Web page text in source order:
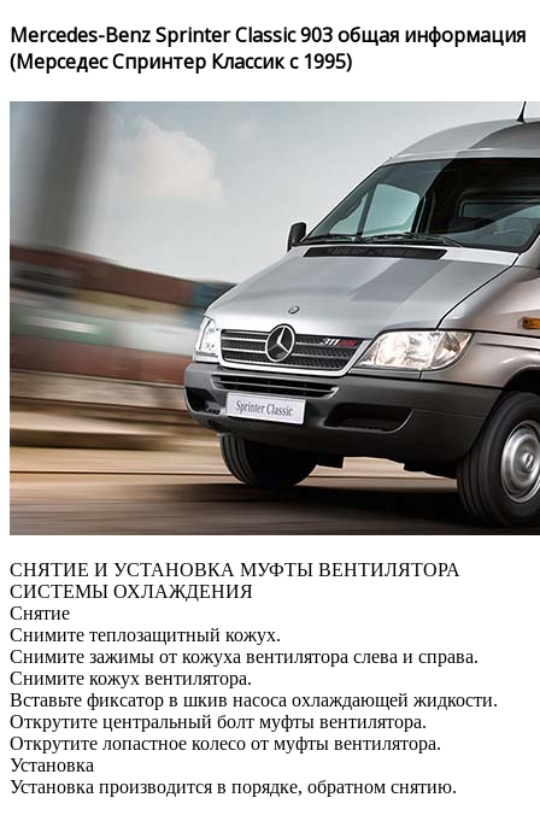
Mercedes-Benz Sprinter Classic 903 общая информация
(Мерседес Спринтер Классик с 1995)
СНЯТИЕ И УСТАНОВКА МУФТЫ ВЕНТИЛЯТОРА
СИСТЕМЫ ОХЛАЖДЕНИЯ
Снятие
Снимите теплозащитный кожух.
Снимите зажимы от кожуха вентилятора слева и справа.
Снимите кожух вентилятора.
Вставьте фиксатор в шкив насоса охлаждающей жидкости.
Открутите центральный болт муфты вентилятора.
Открутите лопастное колесо от муфты вентилятора.
Установка
Установка производится в порядке, обратном снятию.